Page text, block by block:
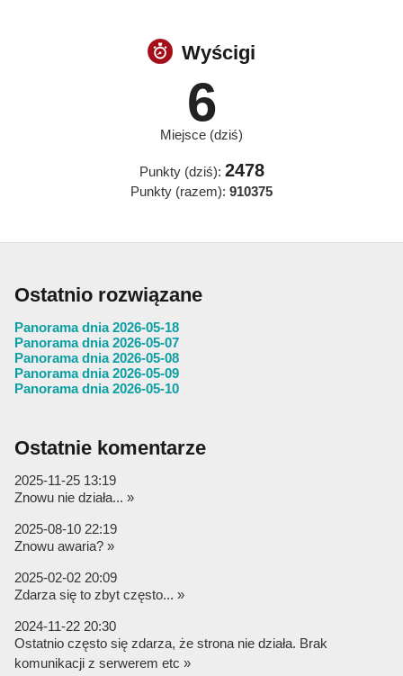
Wyścigi
6
Miejsce (dziś)
Punkty (dziś): 2478
Punkty (razem): 910375
Ostatnio rozwiązane
Panorama dnia 2026-05-18
Panorama dnia 2026-05-07
Panorama dnia 2026-05-08
Panorama dnia 2026-05-09
Panorama dnia 2026-05-10
Ostatnie komentarze
2025-11-25 13:19
Znowu nie działa... »
2025-08-10 22:19
Znowu awaria? »
2025-02-02 20:09
Zdarza się to zbyt często... »
2024-11-22 20:30
Ostatnio często się zdarza, że strona nie działa. Brak
komunikacji z serwerem etc »